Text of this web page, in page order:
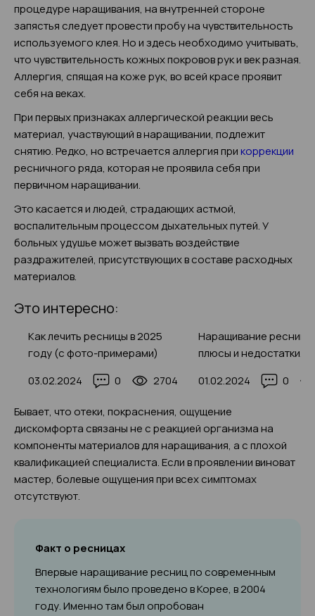
процедуре наращивания, на внутренней стороне
запястья следует провести пробу на чувствительность
используемого клея. Но и здесь необходимо учитывать,
что чувствительность кожных покровов рук и век разная.
Аллергия, спящая на коже рук, во всей красе проявит
себя на веках.
При первых признаках аллергической реакции весь
материал, участвующий в наращивании, подлежит
снятию. Редко, но встречается аллергия прикоррекции
ресничного ряда, которая не проявила себя при
первичном наращивании.
Это касается и людей, страдающих астмой,
воспалительным процессом дыхательных путей. У
больных удушье может вызвать воздействие
раздражителей, присутствующих в составе расходных
материалов.
Это интересно:
Как лечить ресницы в 2025
году (с фото-примерами)
03.02.2024
0 2704
Наращивание ресниц
плюсы и недостатки
реальность, 50+ фото
01.02.2024 0
Бывает, что отеки, покраснения, ощущение
дискомфорта связаны не с реакцией организма на
компоненты материалов для наращивания, а с плохой
квалификацией специалиста. Если в проявлении виноват
мастер, болевые ощущения при всех симптомах
отсутствуют.
Факт о ресницах
Впервые наращивание ресниц по современным
технологиям было проведено в Корее, в 2004
году. Именно там был опробован